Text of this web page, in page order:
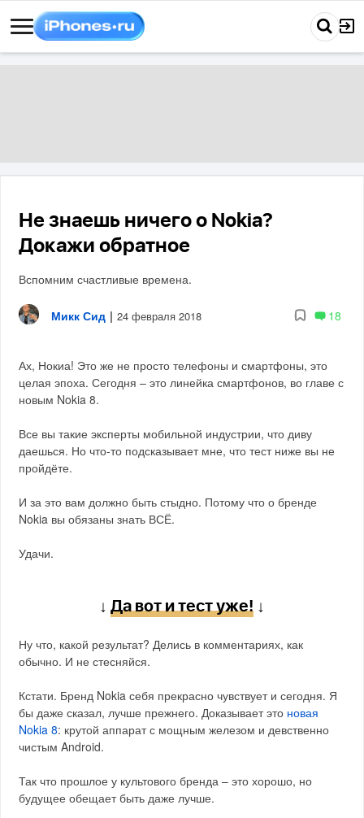
Не знаешь ничего о Nokia?
Докажи обратное
Вспомним счастливые времена.
Микк Сид | 24 февраля 2018 18
Ах, Нокиа! Это же не просто телефоны и смартфоны, это
целая эпоха. Сегодня – это линейка смартфонов, во главе с
новым Nokia 8.
Все вы такие эксперты мобильной индустрии, что диву
даешься. Но что-то подсказывает мне, что тест ниже вы не
пройдёте.
И за это вам должно быть стыдно. Потому что о бренде
Nokia вы обязаны знать ВСЁ.
Удачи.
↓ Да вот и тест уже! ↓
Ну что, какой результат? Делись в комментариях, как
обычно. И не стесняйся.
Кстати. Бренд Nokia себя прекрасно чувствует и сегодня. Я
бы даже сказал, лучше прежнего. Доказывает это новая
Nokia 8: крутой аппарат с мощным железом и девственно
чистым Android.
Так что прошлое у культового бренда – это хорошо, но
будущее обещает быть даже лучше.